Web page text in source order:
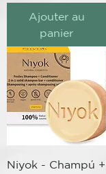
Ajouter au
panier
Niyok - Champú +